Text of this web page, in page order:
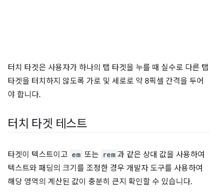
터치 타겟은 사용자가 하나의 탭 타겟을 누를 때 실수로 다른 탭
타겟을 터치하지 않도록 가로 및 세로로 약 8픽셀 간격을 두어
야 합니다.
터치 타겟 테스트
타겟이 텍스트이고 em 또는 rem 과 같은 상대 값을 사용하여
텍스트와 패딩의 크기를 조정한 경우 개발자 도구를 사용하여
해당 영역의 계산된 값이 충분히 큰지 확인할 수 있습니다.